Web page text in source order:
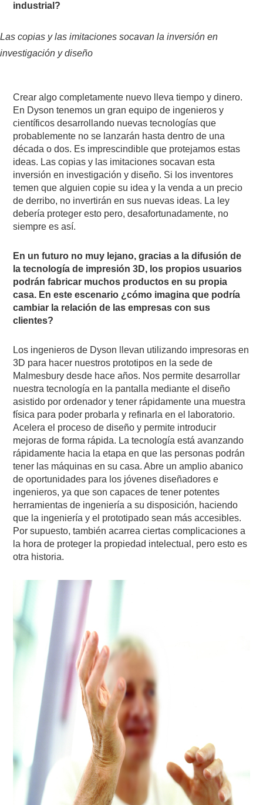
industrial?
Las copias y las imitaciones socavan la inversión en
investigación y diseño
Crear algo completamente nuevo lleva tiempo y dinero.
En Dyson tenemos un gran equipo de ingenieros y
científicos desarrollando nuevas tecnologías que
probablemente no se lanzarán hasta dentro de una
década o dos. Es imprescindible que protejamos estas
ideas. Las copias y las imitaciones socavan esta
inversión en investigación y diseño. Si los inventores
temen que alguien copie su idea y la venda a un precio
de derribo, no invertirán en sus nuevas ideas. La ley
debería proteger esto pero, desafortunadamente, no
siempre es así.
En un futuro no muy lejano, gracias a la difusión de
la tecnología de impresión 3D, los propios usuarios
podrán fabricar muchos productos en su propia
casa. En este escenario ¿cómo imagina que podría
cambiar la relación de las empresas con sus
clientes?
Los ingenieros de Dyson llevan utilizando impresoras en
3D para hacer nuestros prototipos en la sede de
Malmesbury desde hace años. Nos permite desarrollar
nuestra tecnología en la pantalla mediante el diseño
asistido por ordenador y tener rápidamente una muestra
física para poder probarla y refinarla en el laboratorio.
Acelera el proceso de diseño y permite introducir
mejoras de forma rápida. La tecnología está avanzando
rápidamente hacia la etapa en que las personas podrán
tener las máquinas en su casa. Abre un amplio abanico
de oportunidades para los jóvenes diseñadores e
ingenieros, ya que son capaces de tener potentes
herramientas de ingeniería a su disposición, haciendo
que la ingeniería y el prototipado sean más accesibles.
Por supuesto, también acarrea ciertas complicaciones a
la hora de proteger la propiedad intelectual, pero esto es
otra historia.